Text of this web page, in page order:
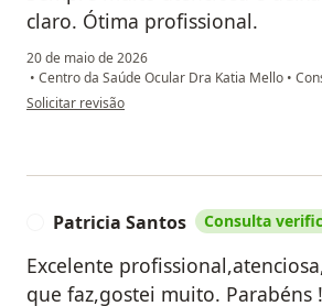
claro. Ótima profissional.
20 de maio de 2026
• Centro da Saúde Ocular Dra Katia Mello •
na opinião do utilizador Fernando Amaro
Solicitar revisão
Patricia Santos Consulta
Excelente
que faz,gostei muito. Parabéns